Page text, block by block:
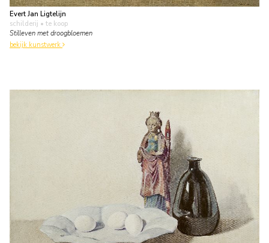
Evert Jan Ligtelijn
schilderij • te koop
Stilleven met droogbloemen
bekijk kunstwerk